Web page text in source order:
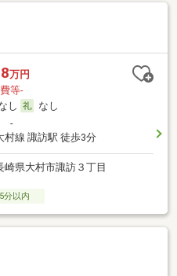
万円
等-
し
なし
-
村線 諏訪駅 徒歩3分
崎県大村市諏訪３丁目
分以内